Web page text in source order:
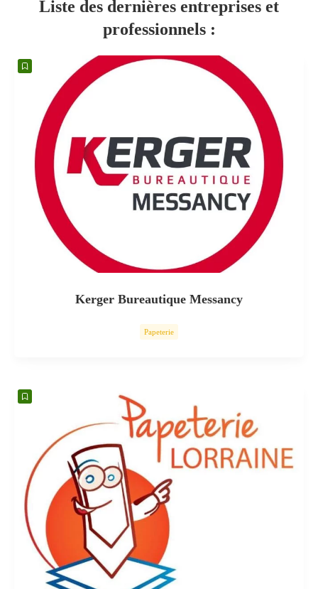
Liste des dernières entreprises et
professionnels :
Kerger Bureautique Messancy
Papeterie